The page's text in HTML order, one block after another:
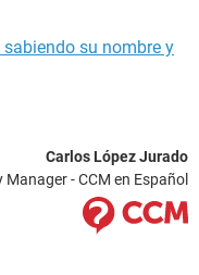
su nombre y
Carlos López Jurado
- CCM en Español